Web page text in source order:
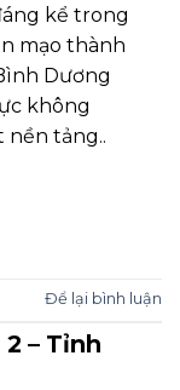
kể trong
mạo thành
Dương
không
nền tảng..
Để lại bình luận
– Tỉnh